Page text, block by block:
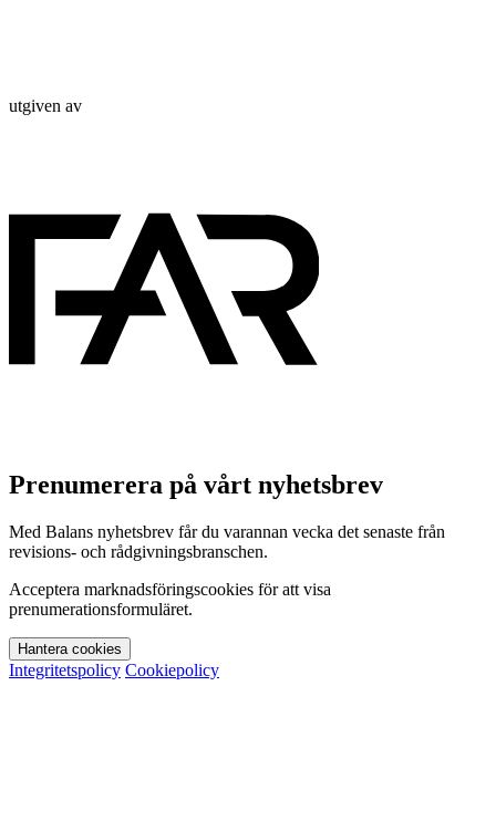
utgiven av
Prenumerera på vårt nyhetsbrev
Med Balans nyhetsbrev får du varannan vecka det senaste från
revisions- och rådgivningsbranschen.
Acceptera marknadsföringscookies för att visa
prenumerationsformuläret.
Hantera cookies
Integritetspolicy Cookiepolicy